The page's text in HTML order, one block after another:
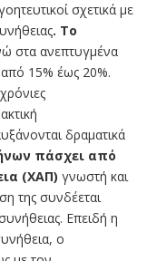
σχετικά με
. Το
στα ανεπτυγμένα
από 15% έως 20%.
δραματικά
πάσχει από
(ΧΑΠ) γνωστή και
της συνδέεται
Επειδή η
ο